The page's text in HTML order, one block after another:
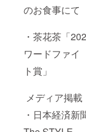
のお食事に
・茶花茶「
ワードファ
ト賞」
メディア掲載
・日本経済